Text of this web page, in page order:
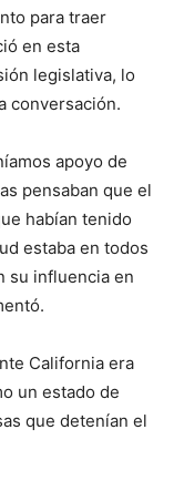
para traer
en esta
legislativa, lo
conversación.
apoyo de
pensaban que el
habían tenido
estaba en todos
su influencia en
California era
un estado de
que detenían el